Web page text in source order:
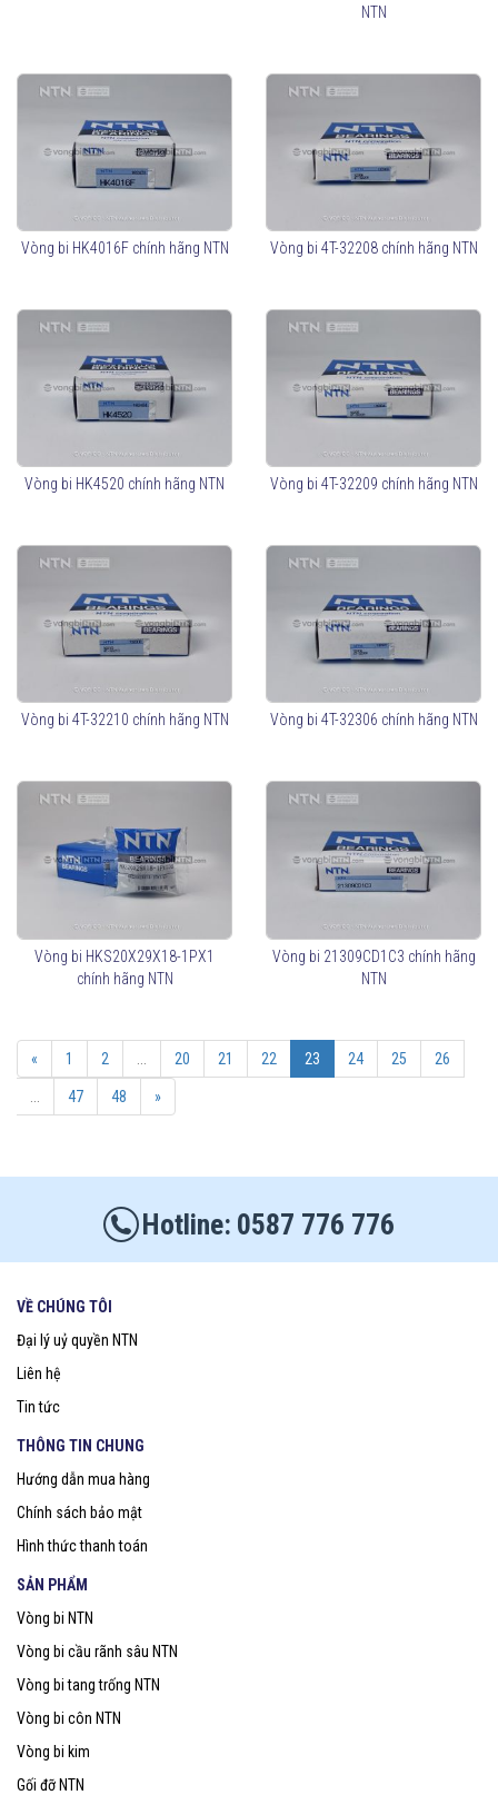
NTN
Vòng bi HK4016F chính hãng NTN Vòng bi 4T-32208 chính hãng NTN
Vòng bi HK4520 chính hãng NTN Vòng bi 4T-32209 chính hãng NTN
Vòng bi 4T-32210 chính hãng NTN Vòng bi 4T-32306 chính hãng NTN
Vòng bi HKS20X29X18-1PX1
chính hãng NTN
Vòng bi 21309CD1C3 chính hãng
NTN
« 1 2 20 21 22 23 24 25 26
47 48 »
0587 776 776
VỀ CHÚNG TÔI
Đại lý uỷ quyền NTN
Liên hệ
Tin tức
THÔNG TIN CHUNG
Hướng dẫn mua hàng
Chính sách bảo mật
Hình thức thanh toán
SẢN PHẨM
Vòng bi NTN
Vòng bi cầu rãnh sâu NTN
Vòng bi tang trống NTN
Vòng bi côn NTN
Vòng bi kim
Gối đỡ NTN